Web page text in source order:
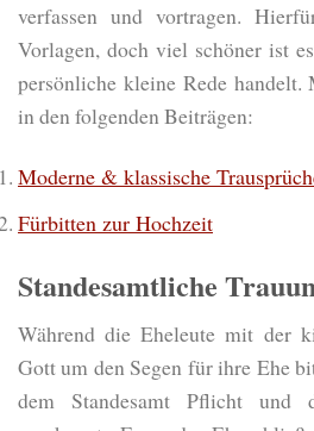
verfassen und vortragen.
Vorlagen, doch viel schöner ist
persönliche kleine Rede handelt.
in den folgenden Beiträgen:
Moderne & klassische
Fürbitten zur Hochzeit
Standesamtliche
Während die Eheleute mit der
Gott um den Segen für ihre Ehe
dem Standesamt Pflicht und